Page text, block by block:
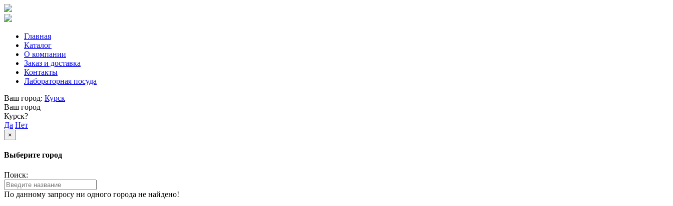
Главная
Каталог
О компании
Заказ и доставка
Контакты
Лабораторная посуда
Ваш город: Курск
Ваш город
Курск?
Да Нет
×
Выберите город
Поиск:
По данному запросу ни одного города не найдено!